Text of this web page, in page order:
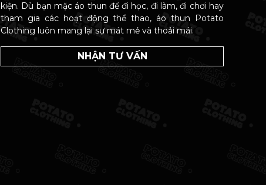
kiện. Dù bạn mặc áo thun để đi học, đi làm, đi chơi hay
tham gia các hoạt động thể thao, áo thun Potato
Clothing luôn mang lại sự mát mẻ và thoải mái.
NHẬN TƯ VẤN